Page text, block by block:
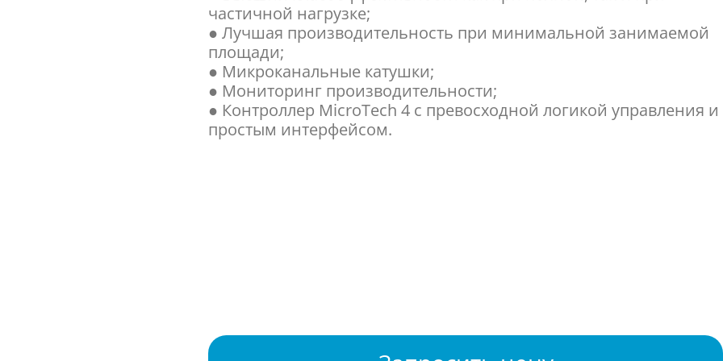
частичной нагрузке;
● Лучшая производительность при минимальной занимаемой
площади;
● Микроканальные катушки;
● Мониторинг производительности;
● Контроллер MicroTech 4 с превосходной логикой управления и
простым интерфейсом.